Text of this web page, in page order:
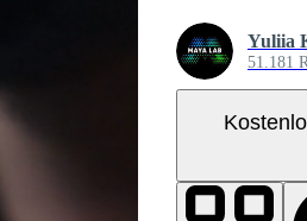
Yuliia
51.181